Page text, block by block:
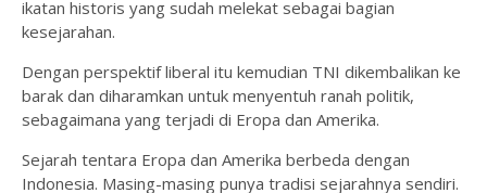
ikatan historis yang sudah melekat sebagai bagian
kesejarahan.
Dengan perspektif liberal itu kemudian TNI dikembalikan ke
barak dan diharamkan untuk menyentuh ranah politik,
sebagaimana yang terjadi di Eropa dan Amerika.
Sejarah tentara Eropa dan Amerika berbeda dengan
Indonesia. Masing-masing punya tradisi sejarahnya sendiri.